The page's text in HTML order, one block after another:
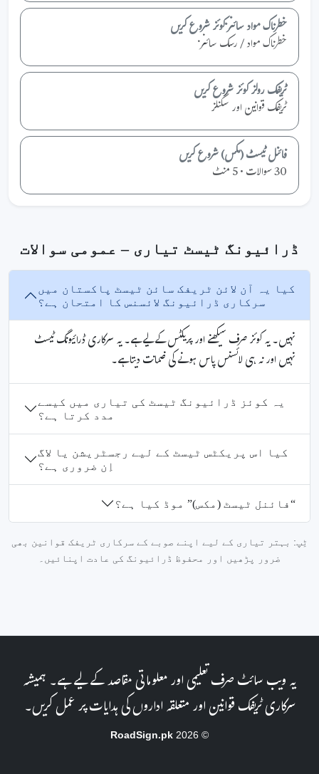
خطرناک مواد سائنز کوئز شروع کریں
خطرناک مواد / رسک سائنز
ٹریفک رولز کوئز شروع کریں
ٹریفک قوانین اور سگنلز
فائنل ٹیسٹ (مکس) شروع کریں
30 سوالات • 5 منٹ
ڈرائیونگ ٹیسٹ تیاری – عمومی سوالات
کیا یہ آن لائن ٹریفک سائن ٹیسٹ پاکستان میں
سرکاری ڈرائیونگ لائسنس کا امتحان ہے؟
نہیں۔ یہ کوئز صرف سیکھنے اور پریکٹس کے لیے ہے۔ یہ سرکاری ڈرائیونگ ٹیسٹ
نہیں اور نہ ہی لائسنس پاس ہونے کی ضمانت دیتا ہے۔
یہ کوئز ڈرائیونگ ٹیسٹ کی تیاری میں کیسے
مدد کرتا ہے؟
کیا اس پریکٹس ٹیسٹ کے لیے رجسٹریشن یا لاگ
اِن ضروری ہے؟
“فائنل ٹیسٹ (مکس)” موڈ کیا ہے؟
ٹِپ: بہتر تیاری کے لیے اپنے صوبے کے سرکاری ٹریفک قوانین بھی
ضرور پڑھیں اور محفوظ ڈرائیونگ کی عادت اپنائیں۔
یہ ویب سائٹ صرف تعلیمی اور معلوماتی مقاصد کے لیے ہے۔ ہمیشہ
سرکاری ٹریفک قوانین اور متعلقہ اداروں کی ہدایات پر عمل کریں۔
© 2026
RoadSign.pk